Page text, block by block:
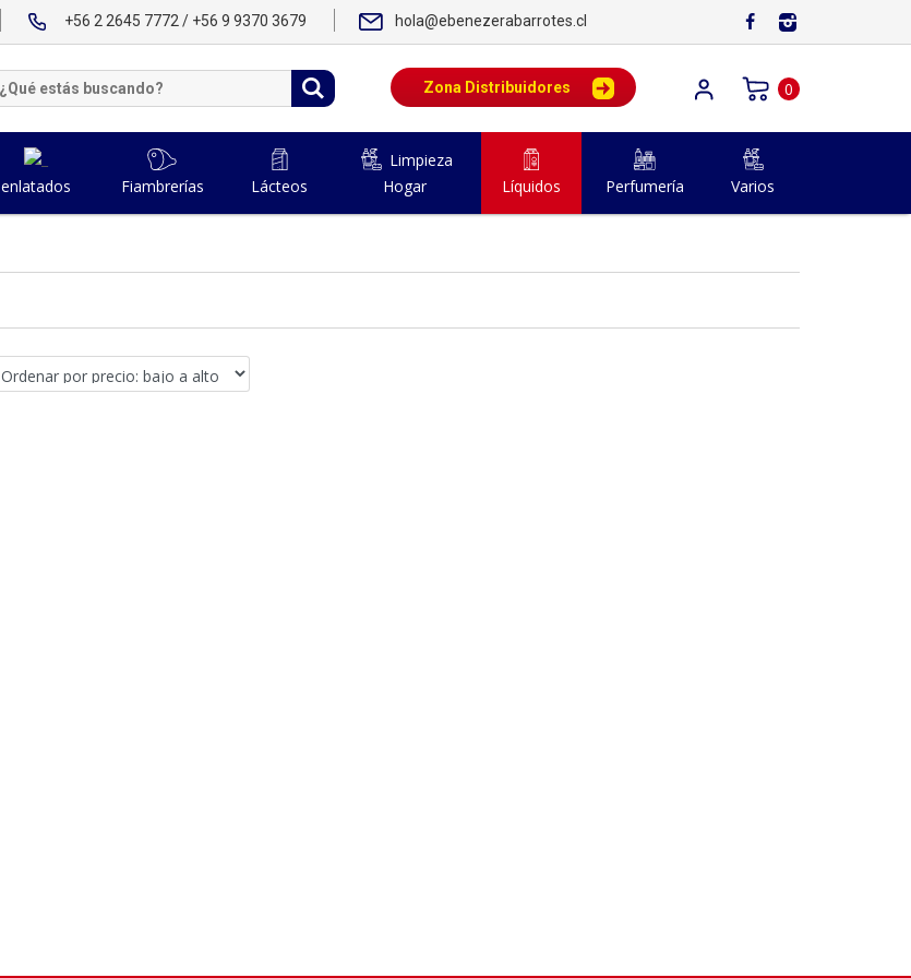
+56 2 2645 7772 / +56 9 9370 3679 hola@ebenezerabarrotes.cl
Zona Distribuidores 0
enlatados Fiambrerías Lácteos
Limpieza
Hogar
Líquidos Perfumería Varios